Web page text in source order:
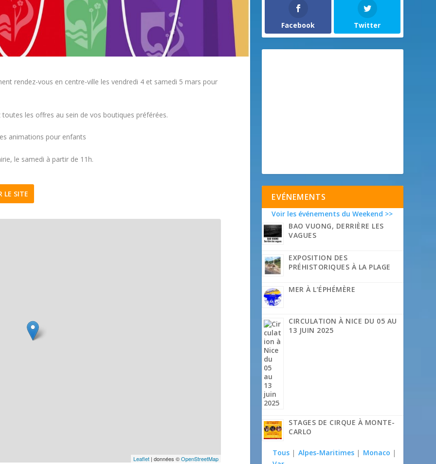
rendez-vous en centre-ville les vendredi 4 et samedi 5 mars pour
les offres au sein de vos boutiques préférées.
animations pour enfants
le samedi à partir de 11h.
LE SITE
Leaflet | données ©OpenStreetMap
Facebook Twitter
EVÉNEMENTS
Voir les événements du Weekend >>
BAO VUONG, DERRIÈRE LES
VAGUES
EXPOSITION DES
PRÉHISTORIQUES À LA PLAGE
MER À L’ÉPHÉMÈRE
CIRCULATION À NICE DU 05 AU
13 JUIN 2025
STAGES DE CIRQUE À MONTE-
CARLO
Tous | Alpes-Maritimes | Monaco |